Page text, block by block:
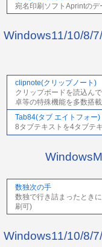
宛名印刷ソフトAprintの
Windows11/10/8/
clipnote(クリップノート)
クリップボードを読込ん
卓等の特殊機能を多数搭
Tab84(タブ エイトフォー)
8タブテキストを4タブテ
数独次の手
数独で行き詰まったとき
刷可)
Windows11/10/8/